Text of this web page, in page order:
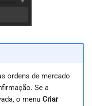
ordens de mercado
Se a
o menu Criar